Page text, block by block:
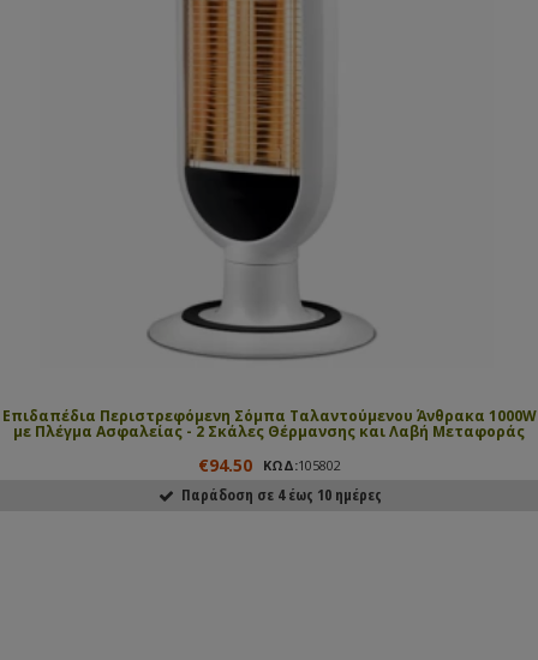
Επιδαπέδια Περιστρεφόμενη Σόμπα Ταλαντούμενου Άνθρακα 1000W
με Πλέγμα Ασφαλείας - 2 Σκάλες Θέρμανσης και Λαβή Μεταφοράς
€94.50 ΚΩΔ:105802
Παράδοση σε 4 έως 10 ημέρες